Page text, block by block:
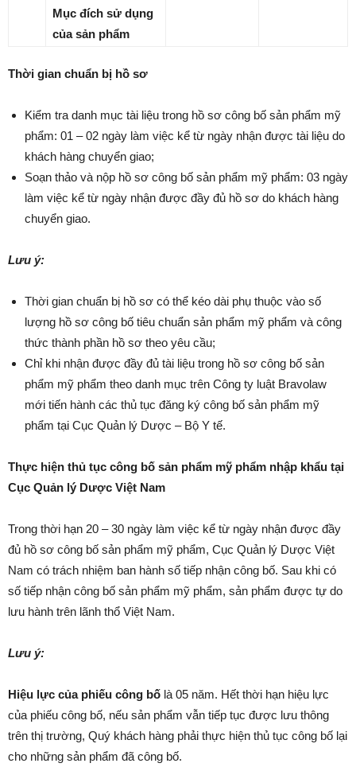
Mục đích sử dụng
của sản phẩm
Thời gian chuẩn bị hồ sơ
Kiểm tra danh mục tài liệu trong hồ sơ công bố sản phẩm mỹ
phẩm: 01 – 02 ngày làm việc kể từ ngày nhận được tài liệu do
khách hàng chuyển giao;
Soạn thảo và nộp hồ sơ công bố sản phẩm mỹ phẩm: 03 ngày
làm việc kể từ ngày nhận được đầy đủ hồ sơ do khách hàng
chuyển giao.
Lưu ý:
Thời gian chuẩn bị hồ sơ có thể kéo dài phụ thuộc vào số
lượng hồ sơ công bố tiêu chuẩn sản phẩm mỹ phẩm và công
thức thành phần hồ sơ theo yêu cầu;
Chỉ khi nhận được đầy đủ tài liệu trong hồ sơ công bố sản
phẩm mỹ phẩm theo danh mục trên Công ty luật Bravolaw
mới tiến hành các thủ tục đăng ký công bố sản phẩm mỹ
phẩm tại Cục Quản lý Dược – Bộ Y tế.
Thực hiện thủ tục công bố sản phẩm mỹ phẩm nhập khẩu tại
Cục Quản lý Dược Việt Nam
Trong thời hạn 20 – 30 ngày làm việc kể từ ngày nhận được đầy
đủ hồ sơ công bố sản phẩm mỹ phẩm, Cục Quản lý Dược Việt
Nam có trách nhiệm ban hành số tiếp nhận công bố. Sau khi có
số tiếp nhận công bố sản phẩm mỹ phẩm, sản phẩm được tự do
lưu hành trên lãnh thổ Việt Nam.
Lưu ý:
Hiệu lực của phiếu công bố là 05 năm. Hết thời hạn hiệu lực
của phiếu công bố, nếu sản phẩm vẫn tiếp tục được lưu thông
trên thị trường, Quý khách hàng phải thực hiện thủ tục công bố lại
cho những sản phẩm đã công bố.